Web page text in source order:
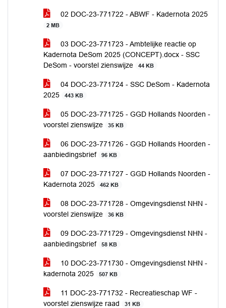
02 DOC-23-771722 - ABWF - Kadernota 2025
2 MB
03 DOC-23-771723 - Ambtelijke reactie op
Kadernota DeSom 2025 (CONCEPT).docx - SSC
DeSom - voorstel zienswijze
44 KB
04 DOC-23-771724 - SSC DeSom - Kadernota
2025
443 KB
05 DOC-23-771725 - GGD Hollands Noorden -
voorstel zienswijze
35 KB
06 DOC-23-771726 - GGD Hollands Hoorden -
aanbiedingsbrief
96 KB
07 DOC-23-771727 - GGD Hollands Noorden -
Kadernota 2025
462 KB
08 DOC-23-771728 - Omgevingsdienst NHN -
voorstel zienswijze
36 KB
09 DOC-23-771729 - Omgevingsdienst NHN -
aanbiedingsbrief
58 KB
10 DOC-23-771730 - Omgevingsdienst NHN -
kadernota 2025
507 KB
11 DOC-23-771732 - Recreatieschap WF -
voorstel zienswijze raad
31 KB